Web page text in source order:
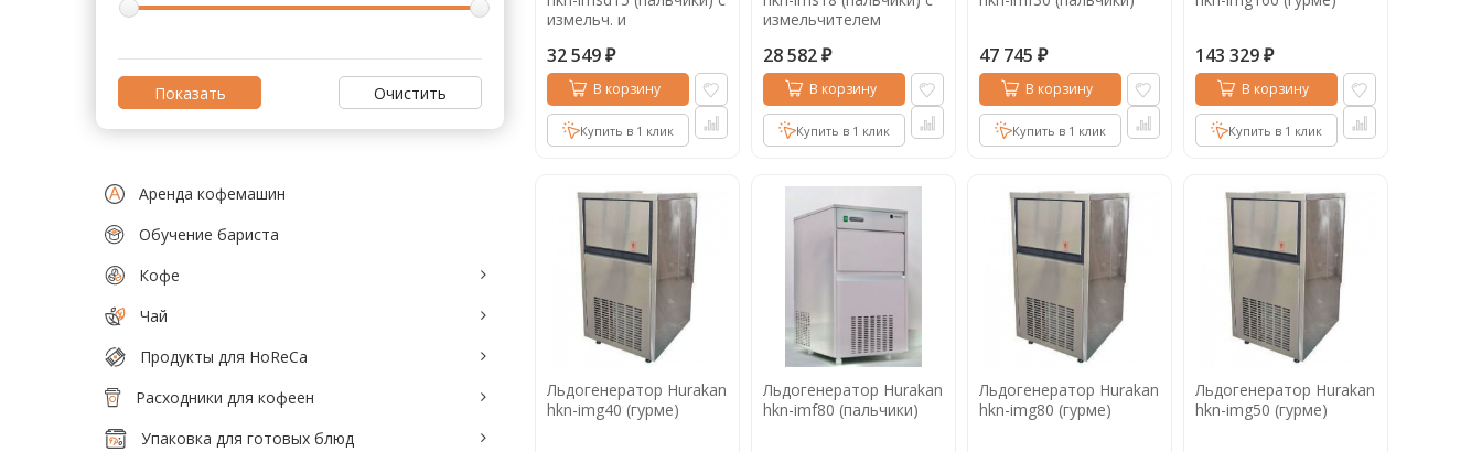
Тепловое оборудование для кафе
Электромеханическое оборудование
Холодильное оборудование
Прайс-листы
измельч. и
32 549 ₽
В корзину
Купить в 1 клик
измельчителем
28 582 ₽
В корзину
Купить в 1 клик
47 745 ₽
В корзину
Купить в 1 клик
143 329 ₽
В корзину
Купить в 1 клик
Льдогенератор Hurakan
hkn-img40 (гурме)
Льдогенератор Hurakan
hkn-imf80 (пальчики)
Льдогенератор Hurakan
hkn-img80 (гурме)
Льдогенератор Hurakan
hkn-img50 (гурме)
Очистить
Аренда кофемашин
Обучение бариста
Кофе
Чай
Продукты для HoReCa
Расходники для кофеен
Упаковка для готовых блюд